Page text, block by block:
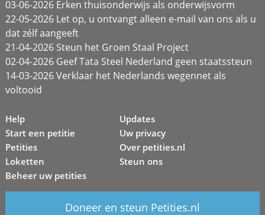
03-06-2026 Erken thuisonderwijs als onderwijsvorm
22-05-2026 Let op, u ontvangt alleen e-mail van ons als u
dat zélf aangeeft
21-04-2026 Steun het Groen Staal Project
02-04-2026 Geef Tata Steel Nederland geen staatssteun
14-03-2026 Verklaar het Nederlands wegennet als
voltooid
Help
Start een petitie
Petities
Loketten
Beheer uw petities
Updates
Uw privacy
Over petities.nl
Steun ons
Doneer en steun Petities.nl